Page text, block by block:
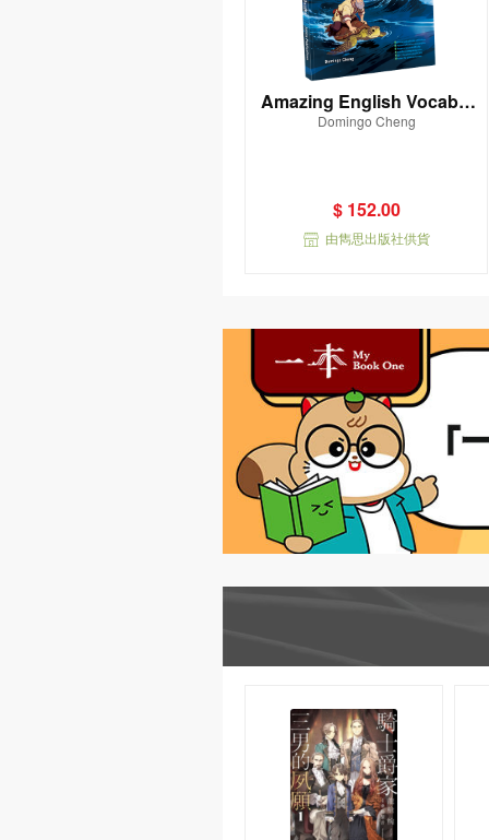
Amazing English Vocabul
ary & Lexical Phrases
Domingo Cheng
$ 152.00
由雋思出版社供貨